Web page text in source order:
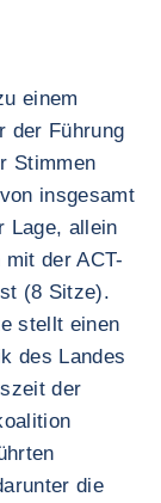
einem
der Führung
Stimmen
insgesamt
Lage, allein
der ACT-
(8 Sitze).
stellt einen
des Landes
der
die